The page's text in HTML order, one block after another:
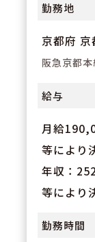
給も
ンス
が整
勤務地
京都府 京
阪急京都
給与
月給
等により
年収：
等により
勤務時間